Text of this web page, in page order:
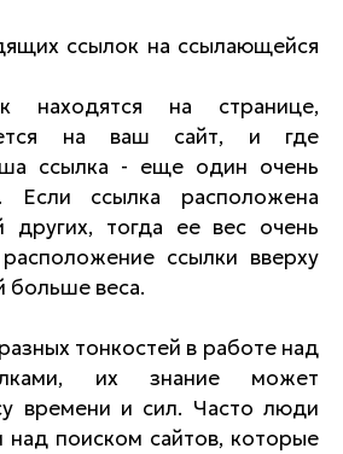
ссылок на ссылающейся
находятся на странице,
на ваш сайт, и где
ссылка - еще один очень
Если ссылка расположена
других, тогда ее вес очень
ссылки вверху
больше веса.
тонкостей в работе над
их знание может
времени и сил. Часто люди
над поиском сайтов, которые